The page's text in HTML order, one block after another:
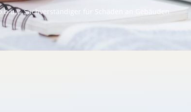
Sachverständiger für Schäden an Gebäuden